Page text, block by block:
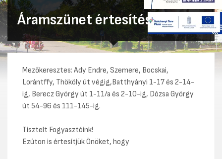
Áramszünet értesítés
Mezőkeresztes: Ady Endre, Szemere, Bocskai,
Lorántffy, Thököly út végig,Batthyányi 1-17 és 2-14-
ig, Berecz György út 1-11/a és 2-10-ig, Dózsa György
út 54-96 és 111-145-ig.
Tisztelt Fogyasztóink!
Ezúton is értesítjük Önöket, hogy